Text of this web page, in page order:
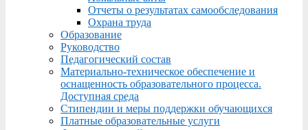
Отчеты о результатах самообследования
Охрана труда
Образование
Руководство
Педагогический состав
Материально-техническое обеспечение и
оснащенность образовательного процесса.
Доступная среда
Стипендии и меры поддержки обучающихся
Платные образовательные услуги